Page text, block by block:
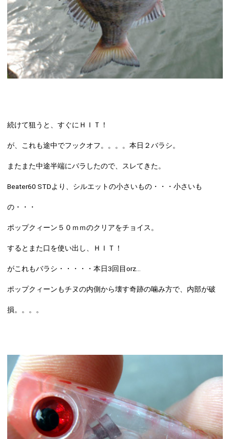
続けて狙うと、すぐにＨＩＴ！
が、これも途中でフックオフ。。。。本日２バラシ。
またまた中途半端にバラしたので、スレてきた。
Beater60 STDより、シルエットの小さいもの・・・小さいも
の・・・
ポップクィーン５０ｍｍのクリアをチョイス。
するとまた口を使い出し、ＨＩＴ！
がこれもバラシ・・・・・本日3回目orz…
ポップクィーンもチヌの内側から壊す奇跡の噛み方で、内部が破
損。。。。